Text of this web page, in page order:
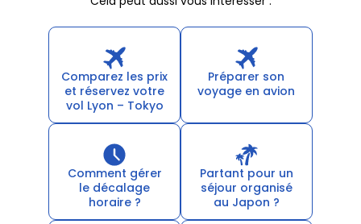
Comparez les prix
et réservez votre
vol Lyon – Tokyo
Préparer son
voyage en avion
Comment gérer
le décalage
horaire ?
Partant pour un
séjour organisé
au Japon ?